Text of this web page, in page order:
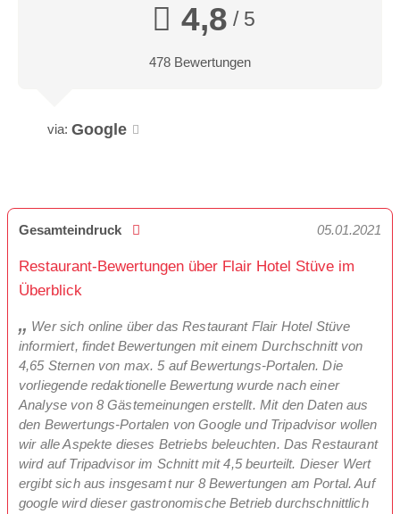
4,8 / 5
478 Bewertungen
via: Google
Gesamteindruck 05.01.2021
Restaurant-Bewertungen über Flair Hotel Stüve im
Überblick
Wer sich online über das Restaurant Flair Hotel Stüve
informiert, findet Bewertungen mit einem Durchschnitt von
4,65 Sternen von max. 5 auf Bewertungs-Portalen. Die
vorliegende redaktionelle Bewertung wurde nach einer
Analyse von 8 Gästemeinungen erstellt. Mit den Daten aus
den Bewertungs-Portalen von Google und Tripadvisor wollen
wir alle Aspekte dieses Betriebs beleuchten. Das Restaurant
wird auf Tripadvisor im Schnitt mit 4,5 beurteilt. Dieser Wert
ergibt sich aus insgesamt nur 8 Bewertungen am Portal. Auf
google wird dieser gastronomische Betrieb durchschnittlich